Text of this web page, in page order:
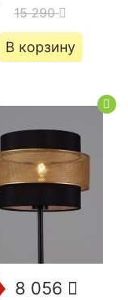
15 290
В корзину
8 056